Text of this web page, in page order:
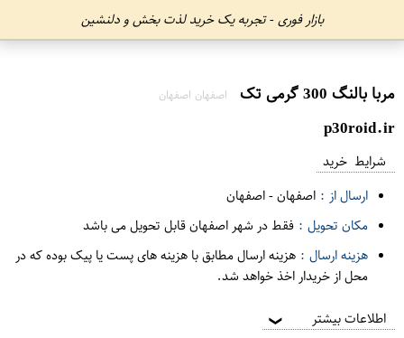
بازار فوری - تجربه یک خرید لذت بخش و دلنشین
مربا بالنگ 300 گرمی تک اصفهان اصفهان
p30roid.ir
شرایط خرید
ارسال از : اصفهان-اصفهان
مکان تحویل : فقط در شهر اصفهان قابل تحویل می باشد
هزینه ارسال : هزینه ارسال مطابق با هزینه های پست یا پیک بوده که در
محل از خریدار اخذ خواهد شد.
اطلاعات بیشتر ❯